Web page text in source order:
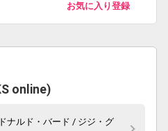
お気に入り登録
online)
ナルド・バード / ジジ・グ